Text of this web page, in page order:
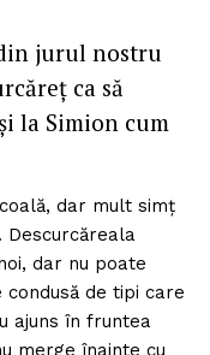
jurul nostru
ca să
la Simion cum
dar mult simț
dar nu poate
de tipi care
ajuns în fruntea
merge înainte cu